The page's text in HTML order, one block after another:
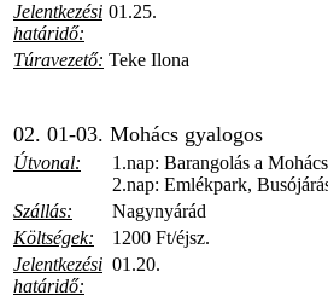
Jelentkezési
határidő:
01.25.
Túravezető: Teke Ilona
02. 01-03. Mohács gyalogos
Útvonal:
1.nap: Barangolás a
2.nap: Emlékpark,
Szállás:
Nagynyárád
Költségek:
1200 Ft/éjsz.
Jelentkezési
határidő:
01.20.